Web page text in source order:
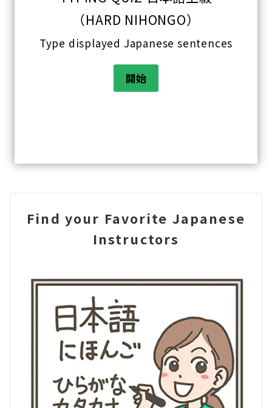
（HARD NIHONGO）
Type displayed Japanese sentences
Find your Favorite Japanese
Instructors